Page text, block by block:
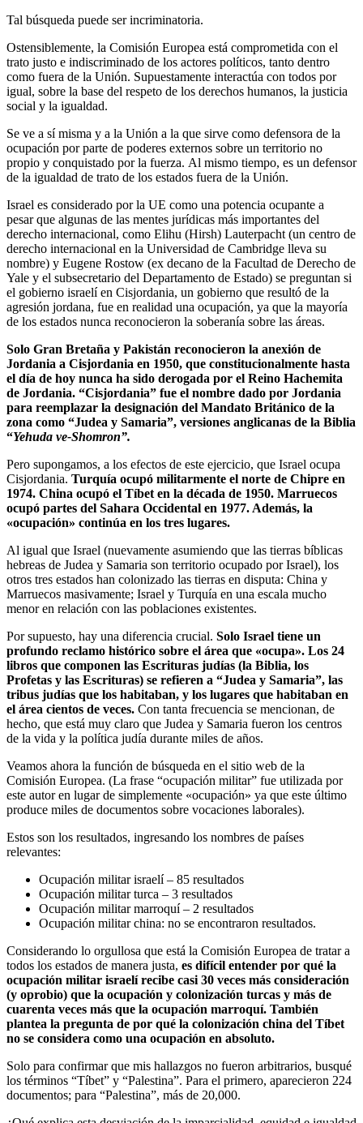
Tal búsqueda puede ser incriminatoria.
Ostensiblemente, la Comisión Europea está comprometida con el
trato justo e indiscriminado de los actores políticos, tanto dentro
como fuera de la Unión. Supuestamente interactúa con todos por
igual, sobre la base del respeto de los derechos humanos, la justicia
social y la igualdad.
Se ve a sí misma y a la Unión a la que sirve como defensora de la
ocupación por parte de poderes externos sobre un territorio no
propio y conquistado por la fuerza. Al mismo tiempo, es un defensor
de la igualdad de trato de los estados fuera de la Unión.
Israel es considerado por la UE como una potencia ocupante a
pesar que algunas de las mentes jurídicas más importantes del
derecho internacional, como Elihu (Hirsh) Lauterpacht (un centro de
derecho internacional en la Universidad de Cambridge lleva su
nombre) y Eugene Rostow (ex decano de la Facultad de Derecho de
Yale y el subsecretario del Departamento de Estado) se preguntan si
el gobierno israelí en Cisjordania, un gobierno que resultó de la
agresión jordana, fue en realidad una ocupación, ya que la mayoría
de los estados nunca reconocieron la soberanía sobre las áreas.
Solo Gran Bretaña y Pakistán reconocieron la anexión de
Jordania a Cisjordania en 1950, que constitucionalmente hasta
el día de hoy nunca ha sido derogada por el Reino Hachemita
de Jordania. “Cisjordania” fue el nombre dado por Jordania
para reemplazar la designación del Mandato Británico de la
zona como “Judea y Samaria”, versiones anglicanas de la Biblia
“Yehuda ve-Shomron”.
Pero supongamos, a los efectos de este ejercicio, que Israel ocupa
Cisjordania. Turquía ocupó militarmente el norte de Chipre en
1974. China ocupó el Tíbet en la década de 1950. Marruecos
ocupó partes del Sahara Occidental en 1977. Además, la
«ocupación» continúa en los tres lugares.
Al igual que Israel (nuevamente asumiendo que las tierras bíblicas
hebreas de Judea y Samaria son territorio ocupado por Israel), los
otros tres estados han colonizado las tierras en disputa: China y
Marruecos masivamente; Israel y Turquía en una escala mucho
menor en relación con las poblaciones existentes.
Por supuesto, hay una diferencia crucial. Solo Israel tiene un
profundo reclamo histórico sobre el área que «ocupa». Los 24
libros que componen las Escrituras judías (la Biblia, los
Profetas y las Escrituras) se refieren a “Judea y Samaria”, las
tribus judías que los habitaban, y los lugares que habitaban en
el área cientos de veces. Con tanta frecuencia se mencionan, de
hecho, que está muy claro que Judea y Samaria fueron los centros
de la vida y la política judía durante miles de años.
Veamos ahora la función de búsqueda en el sitio web de la
Comisión Europea. (La frase “ocupación militar” fue utilizada por
este autor en lugar de simplemente «ocupación» ya que este último
produce miles de documentos sobre vocaciones laborales).
Estos son los resultados, ingresando los nombres de países
relevantes:
Ocupación militar israelí – 85 resultados
Ocupación militar turca – 3 resultados
Ocupación militar marroquí – 2 resultados
Ocupación militar china: no se encontraron resultados.
Considerando lo orgullosa que está la Comisión Europea de tratar a
todos los estados de manera justa, es difícil entender por qué la
ocupación militar israelí recibe casi 30 veces más consideración
(y oprobio) que la ocupación y colonización turcas y más de
cuarenta veces más que la ocupación marroquí. También
plantea la pregunta de por qué la colonización china del Tíbet
no se considera como una ocupación en absoluto.
Solo para confirmar que mis hallazgos no fueron arbitrarios, busqué
los términos “Tíbet” y “Palestina”. Para el primero, aparecieron 224
documentos; para “Palestina”, más de 20,000.